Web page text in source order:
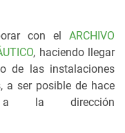
con el ARCHIVO
, haciendo llegar
de las instalaciones
a ser posible de hace
la dirección